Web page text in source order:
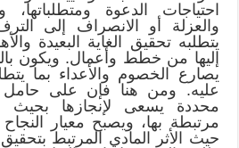
احتياجات الدعوة ومتطلباتها،
والعزلة أو الانصراف إلى
يتطلبه تحقيق الغاية البعيدة
إليها من خطط وأعمال. ويكون
يصارع الخصوم والأعداء بما
عليه. ومن هنا فإن على
محددة يسعى لإنجازها بحيث
مرتبطة بها، ويصبح معيار
حيث الأثر المادي المرتبط